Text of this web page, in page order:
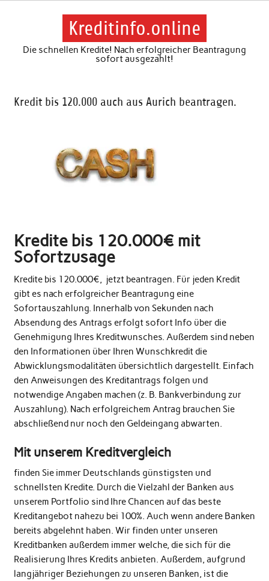
Skip
Kreditinfo.online
Die schnellen Kredite! Nach erfolgreicher Beantragung
sofort ausgezahlt!
Kredit bis 120.000 auch aus Aurich beantragen.
Kredite bis 120.000€ mit
Sofortzusage
Kredite bis 120.000€, jetzt beantragen. Für jeden Kredit
gibt es nach erfolgreicher Beantragung eine
Sofortauszahlung. Innerhalb von Sekunden nach
Absendung des Antrags erfolgt sofort Info über die
Genehmigung Ihres Kreditwunsches. Außerdem sind neben
den Informationen über Ihren Wunschkredit die
Abwicklungsmodalitäten übersichtlich dargestellt. Einfach
den Anweisungen des Kreditantrags folgen und
notwendige Angaben machen (z. B. Bankverbindung zur
Auszahlung). Nach erfolgreichem Antrag brauchen Sie
abschließend nur noch den Geldeingang abwarten.
Mit unserem Kreditvergleich
finden Sie immer Deutschlands günstigsten und
schnellsten Kredite. Durch die Vielzahl der Banken aus
unserem Portfolio sind Ihre Chancen auf das beste
Kreditangebot nahezu bei 100%. Auch wenn andere Banken
bereits abgelehnt haben. Wir finden unter unseren
Kreditbanken außerdem immer welche, die sich für die
Realisierung Ihres Kredits anbieten. Außerdem, aufgrund
langjähriger Beziehungen zu unseren Banken, ist die